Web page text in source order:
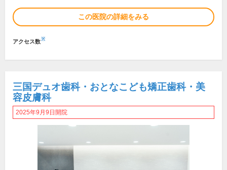
この医院の詳細をみる
アクセス数※
三国デュオ歯科・おとなこども矯正歯科・美
容皮膚科
2025年9月9日開院